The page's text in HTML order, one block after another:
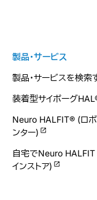
製品・サービス
製品・サービスを検索
装着型サイボーグ
Neuro HALFIT® (ロボ
ンター)
自宅でNeuro HALFIT
インストア)